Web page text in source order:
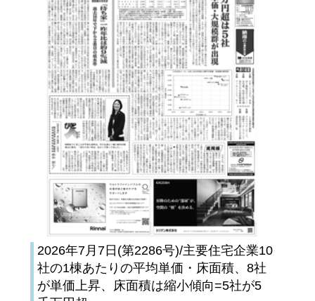
2026年7月7日(第2286号)/主要住宅企業10
社の1棟あたりの平均単価・床面積、8社
が単価上昇、床面積は縮小傾向=5社が5